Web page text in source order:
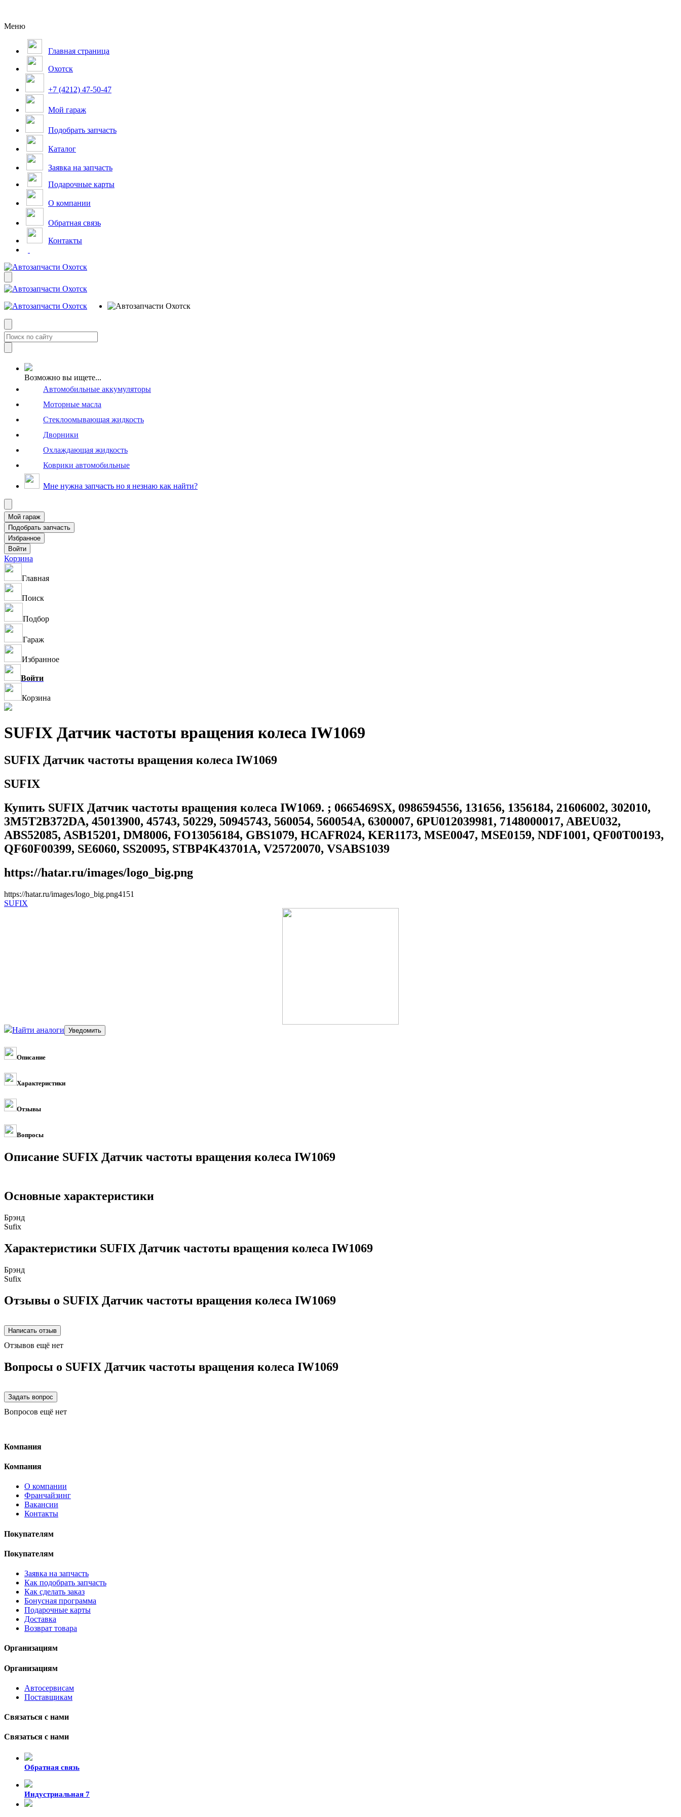
Меню
Главная страница
Охотск
+7 (4212) 47-50-47
Мой гараж
Подобрать запчасть
Каталог
Заявка на запчасть
Подарочные карты
О компании
Обратная связь
Контакты
Возможно вы ищете...
Автомобильные аккумуляторы
Моторные масла
Стеклоомывающая жидкость
Дворники
Охлаждающая жидкость
Коврики автомобильные
Мне нужна запчасть но я незнаю как найти?
Корзина
Главная
Поиск
Подбор
Гараж
Избранное
Войти
Корзина
SUFIX Датчик частоты вращения колеса IW1069
SUFIX Датчик частоты вращения колеса IW1069
SUFIX
Купить SUFIX Датчик частоты вращения колеса IW1069. ; 0665469SX, 0986594556, 131656, 1356184, 21606002, 302010,
3M5T2B372DA, 45013900, 45743, 50229, 50945743, 560054, 560054A, 6300007, 6PU012039981, 7148000017, ABEU032,
ABS52085, ASB15201, DM8006, FO13056184, GBS1079, HCAFR024, KER1173, MSE0047, MSE0159, NDF1001, QF00T00193,
QF60F00399, SE6060, SS20095, STBP4K43701A, V25720070, VSABS1039
https://hatar.ru/images/logo_big.png
https://hatar.ru/images/logo_big.png41 51
SUFIX
Найти аналоги
Описание
Характеристики
Отзывы
Вопросы
Описание SUFIX Датчик частоты вращения колеса IW1069
Основные характеристики
Брэнд
Sufix
Характеристики SUFIX Датчик частоты вращения колеса IW1069
Брэнд
Sufix
Отзывы о SUFIX Датчик частоты вращения колеса IW1069
Отзывов ещё нет
Вопросы о SUFIX Датчик частоты вращения колеса IW1069
Вопросов ещё нет
Компания
Компания
О компании
Франчайзинг
Вакансии
Контакты
Покупателям
Покупателям
Заявка на запчасть
Как подобрать запчасть
Как сделать заказ
Бонусная программа
Подарочные карты
Доставка
Возврат товара
Организациям
Организациям
Автосервисам
Поставщикам
Связаться с нами
Связаться с нами
Обратная связь
Индустриальная 7